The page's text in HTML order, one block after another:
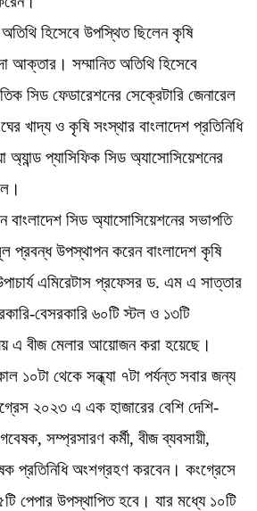
হিসেবে উপস্থিত ছিলেন কৃষি
আক্তার। সম্মানিত অতিথি হিসেবে
সিড ফেডারেশনের সেক্রেটারি জেনারেল
খাদ্য ও কৃষি সংস্থার বাংলাদেশ প্রতিনিধি
অ্যান্ড প্যাসিফিক সিড অ্যাসোসিয়েশনের
বাংলাদেশ সিড অ্যাসোসিয়েশনের সভাপতি
উপস্থাপন করেন বাংলাদেশ কৃষি
এমিরেটাস প্রফেসর ড. এম এ সাত্তার
বেসরকারি ৬০টি স্টল ও ১৩টি
এ বীজ মেলার আয়োজন করা হয়েছে।
১০টা থেকে সন্ধ্যা ৭টা পর্যন্ত সবার জন্য
২০২৩ এ এক হাজারের বেশি দেশি-
গবেষক, সম্প্রসারণ কর্মী, বীজ ব্যবসায়ী,
প্রতিনিধি অংশগ্রহণ করবেন। কংগ্রেসে
পেপার উপস্থাপিত হবে। যার মধ্যে ১০টি